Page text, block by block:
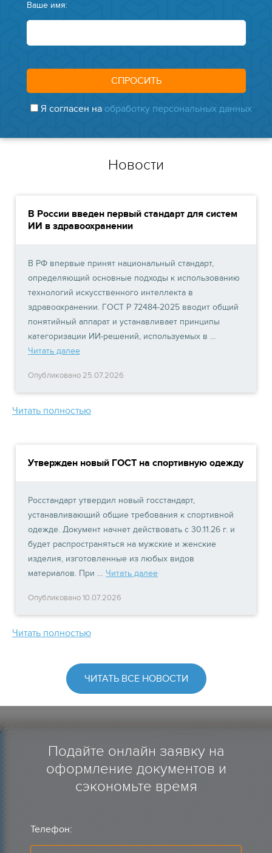
Ваше имя:
Я согласен на обработку персональных данных
Новости
В России введен первый стандарт для систем
ИИ в здравоохранении
В РФ впервые принят национальный стандарт,
определяющий основные подходы к использованию
технологий искусственного интеллекта в
здравоохранении. ГОСТ Р 72484-2025 вводит общий
понятийный аппарат и устанавливает принципы
категоризации ИИ-решений, используемых в …
Читать далее
Опубликовано 25.07.2026
Читать полностью
Утвержден новый ГОСТ на спортивную одежду
Росстандарт утвердил новый госстандарт,
устанавливающий общие требования к спортивной
одежде. Документ начнет действовать с 30.11.26 г. и
будет распространяться на мужские и женские
изделия, изготовленные из любых видов
материалов. При … Читать далее
Опубликовано 10.07.2026
Читать полностью
ЧИТАТЬ ВСЕ НОВОСТИ
Подайте онлайн заявку на
оформление документов и
сэкономьте время
Телефон: